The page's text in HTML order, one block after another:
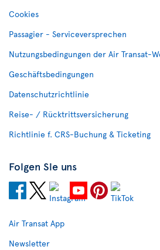
Cookies
Passagier - Serviceversprechen
Nutzungsbedingungen der Air Transat-
Geschäftsbedingungen
Datenschutzrichtlinie
Reise- / Rücktrittsversicherung
Richtlinie f. CRS-Buchung & Ticketing
Folgen Sie uns
Air Transat App
Newsletter